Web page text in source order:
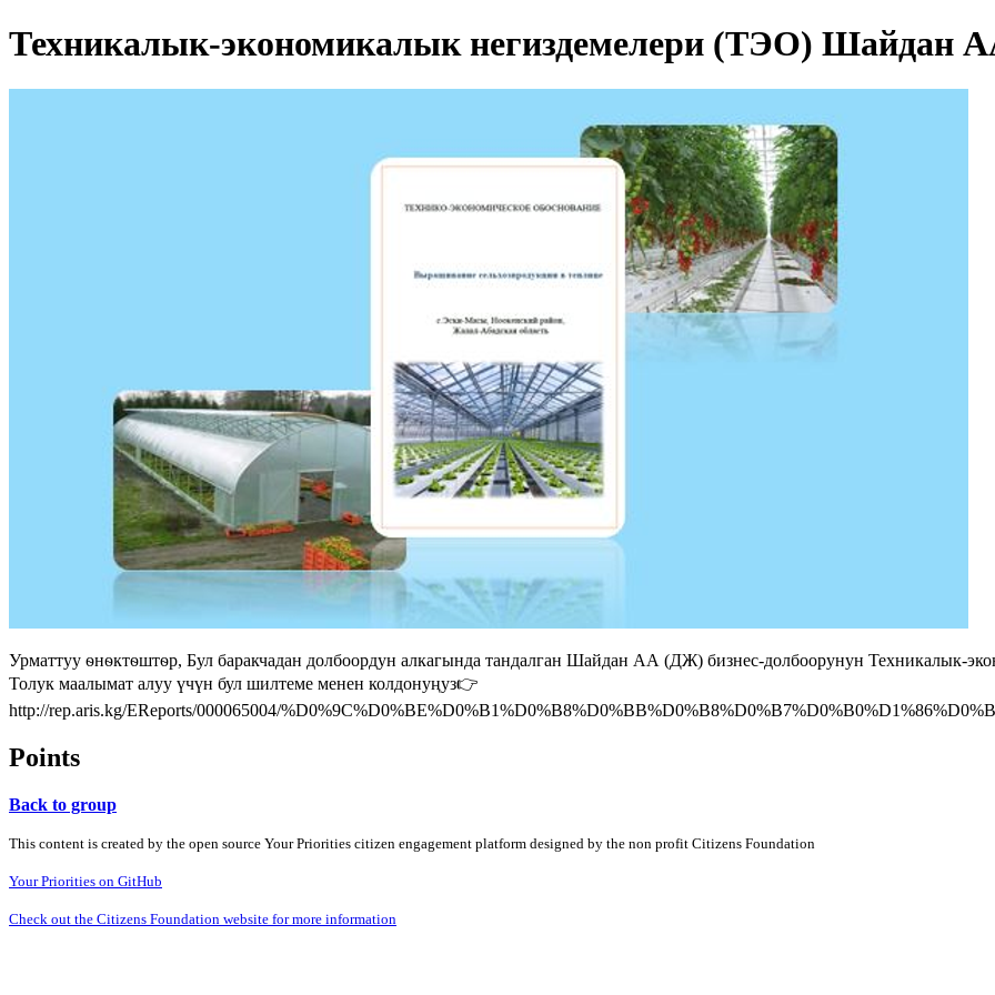
Техникалык-экономикалык негиздемелери (ТЭО) Шайдан
Урматтуу ѳнѳктѳштѳр, Бул баракчадан долбоордун алкагында тандалган Шайдан АА (ДЖ) бизнес-долбоорунун Техникалык-
Толук маалымат алуу үчүн бул шилтеме менен колдонуңуз👉
http://rep.aris.kg/EReports/000065004/
Points
Back to group
This content is created by the open source Your Priorities citizen engagement platform designed by the non profit Citizens Foundation
Your Priorities on GitHub
Check out the Citizens Foundation website for more information